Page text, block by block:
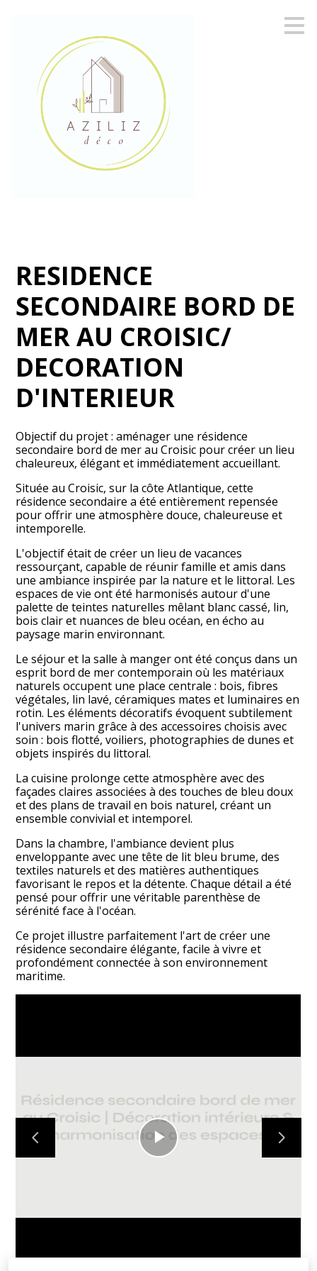
ACCUEIL
PRESTATIONS
PORTFOLIO
ETUDES DE CAS
VOTRE PROJET
BLOG
CONTACT
RESIDENCE
SECONDAIRE BORD DE
MER AU CROISIC/
DECORATION
D'INTERIEUR
Objectif du projet : aménager une résidence
secondaire bord de mer au Croisic pour créer un lieu
chaleureux, élégant et immédiatement accueillant.
Située au Croisic, sur la côte Atlantique, cette
résidence secondaire a été entièrement repensée
pour offrir une atmosphère douce, chaleureuse et
intemporelle.
L'objectif était de créer un lieu de vacances
ressourçant, capable de réunir famille et amis dans
une ambiance inspirée par la nature et le littoral. Les
espaces de vie ont été harmonisés autour d'une
palette de teintes naturelles mêlant blanc cassé, lin,
bois clair et nuances de bleu océan, en écho au
paysage marin environnant.
Le séjour et la salle à manger ont été conçus dans un
esprit bord de mer contemporain où les matériaux
naturels occupent une place centrale : bois, fibres
végétales, lin lavé, céramiques mates et luminaires en
rotin. Les éléments décoratifs évoquent subtilement
l'univers marin grâce à des accessoires choisis avec
soin : bois flotté, voiliers, photographies de dunes et
objets inspirés du littoral.
La cuisine prolonge cette atmosphère avec des
façades claires associées à des touches de bleu doux
et des plans de travail en bois naturel, créant un
ensemble convivial et intemporel.
Dans la chambre, l'ambiance devient plus
enveloppante avec une tête de lit bleu brume, des
textiles naturels et des matières authentiques
favorisant le repos et la détente. Chaque détail a été
pensé pour offrir une véritable parenthèse de
sérénité face à l'océan.
Ce projet illustre parfaitement l'art de créer une
résidence secondaire élégante, facile à vivre et
profondément connectée à son environnement
maritime.
Play